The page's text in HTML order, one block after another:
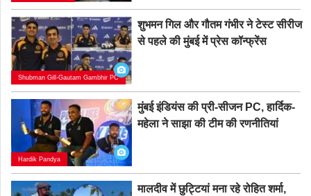
Shubman Gill-Gautam Gambhir PC
शुभमन गिल और गौतम गंभीर ने टेस्ट सीरीज
से पहले की मुंबई में प्रेस कॉन्फ्रेंस
Hardik Pandya
मुंबई इंडियंस की प्री-सीजन PC, हार्दिक-
महेला ने साझा की टीम की रणनीतियां
मालदीव में छुट्टियां मना रहे रोहित शर्मा,